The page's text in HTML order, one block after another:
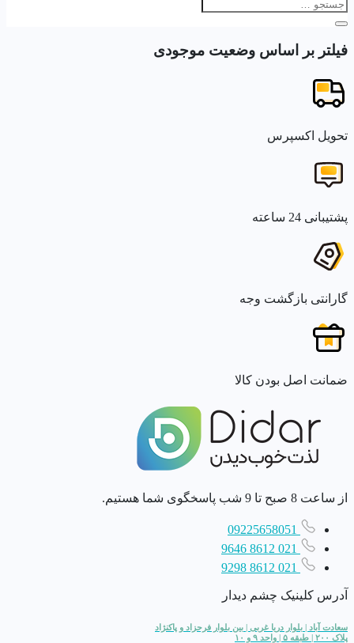
فیلتر بر اساس وضعیت موجودی
تحویل اکسپرس
پشتیبانی 24 ساعته
گارانتی بازگشت وجه
ضمانت اصل بودن کالا
از ساعت 8 صبح تا 9 شب پاسخگوی شما هستیم.
09225658051
021 8612 9646
021 8612 9298
آدرس کلینیک چشم دیدار
سعادت آباد | بلوار دریا غربی | بین بلوار فرحزاد و پاکنژاد
پلاک ۲۰۰ | طبقه ۵ | واحد ۹ و ۱۰